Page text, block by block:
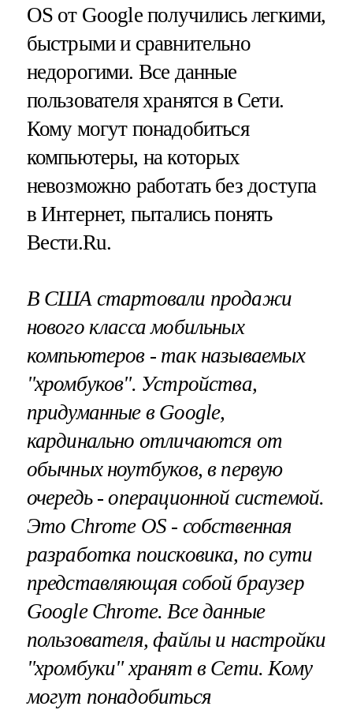
OS от Google получились легкими,
быстрыми и сравнительно
недорогими. Все данные
пользователя хранятся в Сети.
Кому могут понадобиться
компьютеры, на которых
невозможно работать без доступа
в Интернет, пытались понять
Вести.Ru.
В США стартовали продажи
нового класса мобильных
компьютеров - так называемых
"хромбуков". Устройства,
придуманные в Google,
кардинально отличаются от
обычных ноутбуков, в первую
очередь - операционной системой.
Это Chrome OS - собственная
разработка поисковика, по сути
представляющая собой браузер
Google Chrome. Все данные
пользователя, файлы и настройки
"хромбуки" хранят в Сети. Кому
могут понадобиться